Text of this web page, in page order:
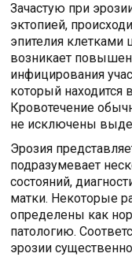
Зачастую при
эктопией,
эпителия клетками
возникает
инфицирования
который находится
Кровотечение
не исключены
Эрозия
подразумевает
состояний,
матки. Некоторые
определены как
патологию.
эрозии существенно